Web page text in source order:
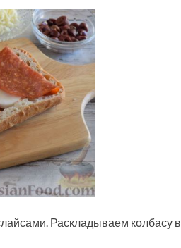
Раскладываем колбасу в